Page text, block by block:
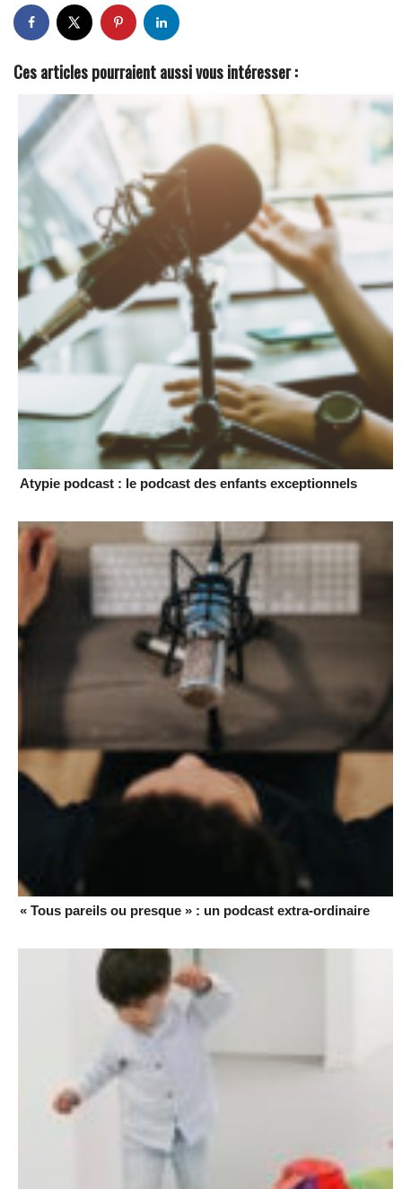
Ces articles pourraient aussi vous intéresser :
Atypie podcast : le podcast des enfants exceptionnels
« Tous pareils ou presque » : un podcast extra-ordinaire